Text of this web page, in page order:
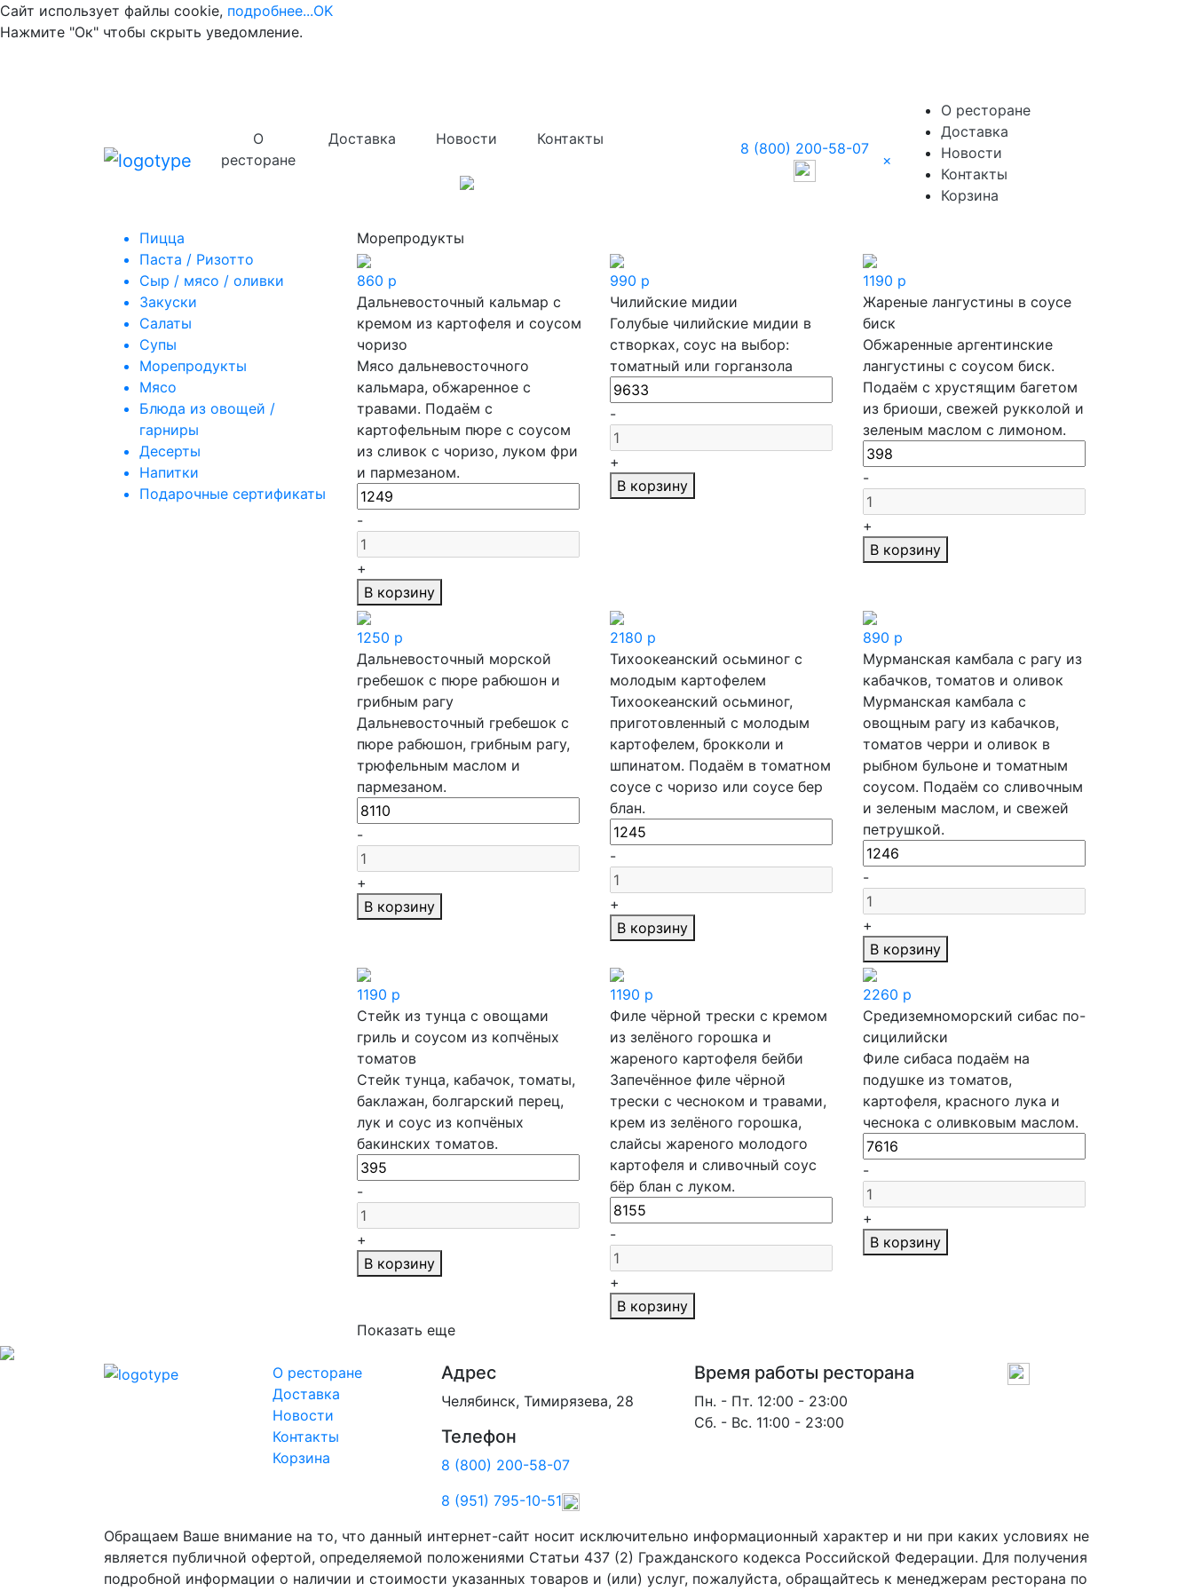
Сайт использует файлы cookie, подробнее...
Нажмите "Ок" чтобы скрыть уведомление.
OK
О
ресторане
Доставка Новости Контакты
8 (800) 200-58-07
×
О ресторане
Доставка
Новости
Контакты
Корзина
Пицца
Паста / Ризотто
Сыр / мясо / оливки
Закуски
Салаты
Супы
Морепродукты
Мясо
Блюда из овощей /
гарниры
Десерты
Напитки
Подарочные сертификаты
Морепродукты
860 р
Дальневосточный кальмар с
кремом из картофеля и соусом
чоризо
Мясо дальневосточного
кальмара, обжаренное с
травами. Подаём с
картофельным пюре с соусом
из сливок с чоризо, луком фри
и пармезаном.
-
+
В корзину
990 р
Чилийские мидии
Голубые чилийские мидии в
створках, соус на выбор:
томатный или горганзола
-
+
В корзину
1190 р
Жареные лангустины в соусе
биск
Обжаренные аргентинские
лангустины с соусом биск.
Подаём с хрустящим багетом
из бриоши, свежей рукколой и
зеленым маслом с лимоном.
-
+
В корзину
1250 р
Дальневосточный морской
гребешок с пюре рабюшон и
грибным рагу
Дальневосточный гребешок с
пюре рабюшон, грибным рагу,
трюфельным маслом и
пармезаном.
-
+
В корзину
2180 р
Тихоокеанский осьминог с
молодым картофелем
Тихоокеанский осьминог,
приготовленный с молодым
картофелем, брокколи и
шпинатом. Подаём в томатном
соусе с чоризо или соусе бер
блан.
-
+
В корзину
890 р
Мурманская камбала с рагу из
кабачков, томатов и оливок
Мурманская камбала с
овощным рагу из кабачков,
томатов черри и оливок в
рыбном бульоне и томатным
соусом. Подаём со сливочным
и зеленым маслом, и свежей
петрушкой.
-
+
В корзину
1190 р
Стейк из тунца с овощами
гриль и соусом из копчёных
томатов
Стейк тунца, кабачок, томаты,
баклажан, болгарский перец,
лук и соус из копчёных
бакинских томатов.
-
+
В корзину
1190 р
Филе чёрной трески с кремом
из зелёного горошка и
жареного картофеля бейби
Запечённое филе чёрной
трески с чесноком и травами,
крем из зелёного горошка,
слайсы жареного молодого
картофеля и сливочный соус
бёр блан с луком.
-
+
В корзину
2260 р
Средиземноморский сибас по-
сицилийски
Филе сибаса подаём на
подушке из томатов,
картофеля, красного лука и
чеснока с оливковым маслом.
-
+
В корзину
Показать еще
О ресторане
Доставка
Новости
Контакты
Корзина
Адрес
Челябинск, Тимирязева, 28
Телефон
8 (800) 200-58-07
8 (951) 795-10-51
Время работы ресторана
Пн. - Пт. 12:00 - 23:00
Сб. - Вс. 11:00 - 23:00
Обращаем Ваше внимание на то, что данный интернет-сайт носит исключительно информационный характер и ни при каких условиях не
является публичной офертой, определяемой положениями Статьи 437 (2) Гражданского кодекса Российской Федерации. Для получения
подробной информации о наличии и стоимости указанных товаров и (или) услуг, пожалуйста, обращайтесь к менеджерам ресторана по